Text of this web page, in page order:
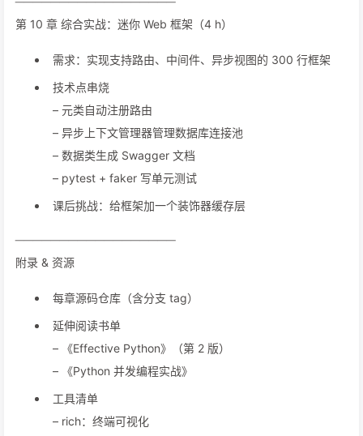
第 10 章 综合实战：迷你 Web 框架（4 h）
需求：实现支持路由、中间件、异步视图的 300 行框架
技术点串烧
– 元类自动注册路由
– 异步上下文管理器管理数据库连接池
– 数据类生成 Swagger 文档
– pytest + faker 写单元测试
课后挑战：给框架加一个装饰器缓存层
──────────────────
附录 & 资源
每章源码仓库（含分支 tag）
延伸阅读书单
– 《Effective Python》（第 2 版）
– 《Python 并发编程实战》
工具清单
– rich：终端可视化